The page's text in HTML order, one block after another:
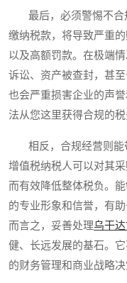
最后，必须警惕不合
缴纳税款，将导致严重
以及高额罚款。在极端
诉讼、资产被查封，甚
也会严重损害企业的声
法从您这里获得合规的税
相反，合规经营则能
增值税纳税人可以对其
而有效降低整体税负。
的专业形象和信誉，有
而言之，妥善处理乌干
健、长远发展的基石。
的财务管理和商业战略决